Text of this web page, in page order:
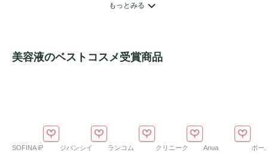
もっとみる
美容液のベストコスメ受賞商品
SOFINA iP ジバンシイ ランコム クリニーク Anua
ポー